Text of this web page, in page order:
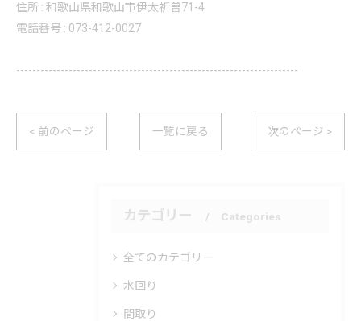
住所 : 和歌山県和歌山市伊太祈曽71-4
電話番号 : 073-412-0027
----------------------------------------------------------------------
< 前のページ 一覧に戻る 次のページ >
カテゴリー Categories
全てのカテゴリー
水回り
間取り